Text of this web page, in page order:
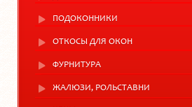
ПОДОКОННИКИ
ОТКОСЫ ДЛЯ ОКОН
ФУРНИТУРА
ЖАЛЮЗИ, РОЛЬСТАВНИ